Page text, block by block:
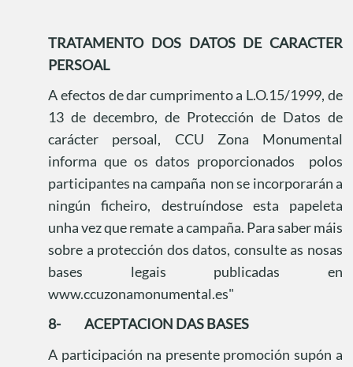
TRATAMENTO DOS DATOS DE CARACTER
PERSOAL
A efectos de dar cumprimento a L.O.15/1999, de
13 de decembro, de Protección de Datos de
carácter persoal, CCU Zona Monumental
informa que os datos proporcionados
polos
participantes na campaña non se incorporarán a
ningún ficheiro, destruíndose esta papeleta
unha vez que remate a campaña. Para saber máis
sobre a protección dos datos, consulte as nosas
bases legais publicadas en
www.ccuzonamonumental.es"
8-
ACEPTACION DAS BASES
A participación na presente promoción supón a